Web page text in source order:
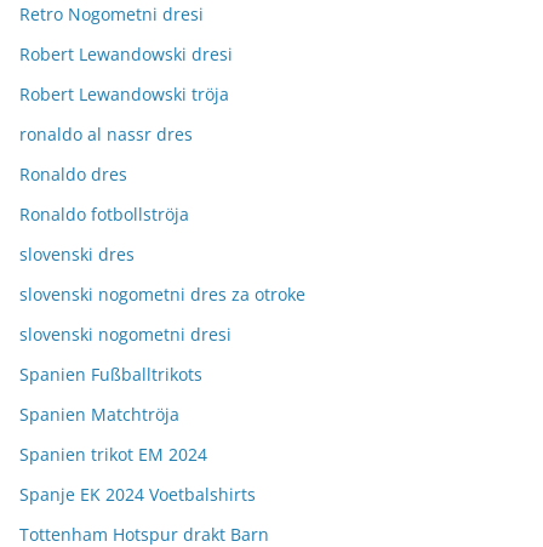
Retro Nogometni dresi
Robert Lewandowski dresi
Robert Lewandowski tröja
ronaldo al nassr dres
Ronaldo dres
Ronaldo fotbollströja
slovenski dres
slovenski nogometni dres za otroke
slovenski nogometni dresi
Spanien Fußballtrikots
Spanien Matchtröja
Spanien trikot EM 2024
Spanje EK 2024 Voetbalshirts
Tottenham Hotspur drakt Barn